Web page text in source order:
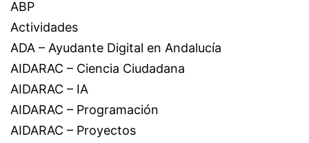
ABP
Actividades
ADA – Ayudante Digital en Andalucía
AIDARAC – Ciencia Ciudadana
AIDARAC – IA
AIDARAC – Programación
AIDARAC – Proyectos